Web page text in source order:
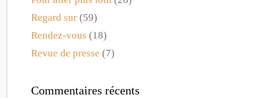
Regard sur (59)
Rendez-vous (18)
Revue de presse (7)
Commentaires récents